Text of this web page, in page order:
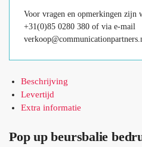
Voor vragen en opmerkingen zijn
+31(0)85 0280 380 of via e-mail
Beschrijving
Levertijd
Extra informatie
Pop up beursbalie